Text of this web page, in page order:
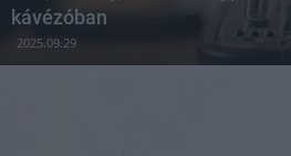
kávézóban
2025.09.29